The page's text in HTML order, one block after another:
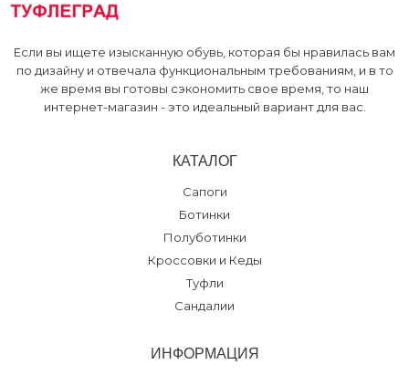
Если вы ищете изысканную обувь, которая бы нравилась вам
по дизайну и отвечала функциональным требованиям, и в то
же время вы готовы сэкономить свое время, то наш
интернет-магазин - это идеальный вариант для вас.
КАТАЛОГ
Сапоги
Ботинки
Полуботинки
Кроссовки и Кеды
Туфли
Сандалии
ИНФОРМАЦИЯ